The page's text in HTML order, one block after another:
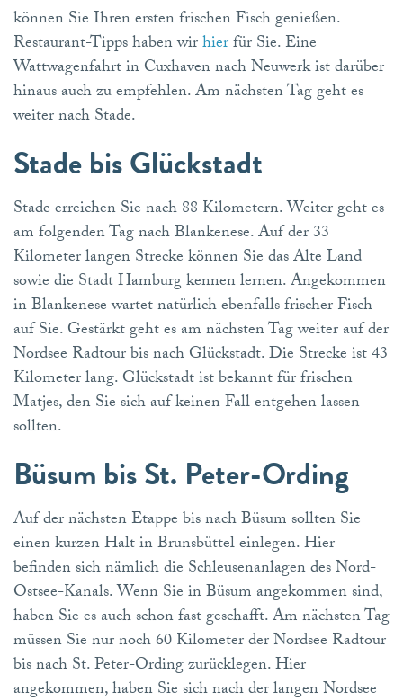
können Sie Ihren ersten frischen Fisch genießen.
Restaurant-Tipps haben wirhierfür Sie. Eine
Wattwagenfahrt in Cuxhaven nach Neuwerk ist darüber
hinaus auch zu empfehlen. Am nächsten Tag geht es
weiter nach Stade.
Stade bis Glückstadt
Stade erreichen Sie nach 88 Kilometern. Weiter geht es
am folgenden Tag nach Blankenese. Auf der 33
Kilometer langen Strecke können Sie das Alte Land
sowie die Stadt Hamburg kennen lernen. Angekommen
in Blankenese wartet natürlich ebenfalls frischer Fisch
auf Sie. Gestärkt geht es am nächsten Tag weiter auf der
Nordsee Radtour bis nach Glückstadt. Die Strecke ist 43
Kilometer lang. Glückstadt ist bekannt für frischen
Matjes, den Sie sich auf keinen Fall entgehen lassen
sollten.
Büsum bis St. Peter-Ording
Auf der nächsten Etappe bis nach Büsum sollten Sie
einen kurzen Halt in Brunsbüttel einlegen. Hier
befinden sich nämlich die Schleusenanlagen des Nord-
Ostsee-Kanals. Wenn Sie in Büsum angekommen sind,
haben Sie es auch schon fast geschafft. Am nächsten Tag
müssen Sie nur noch 60 Kilometer der Nordsee Radtour
bis nach St. Peter-Ording zurücklegen. Hier
angekommen, haben Sie sich nach der langen Nordsee